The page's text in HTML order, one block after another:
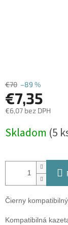
€70 –89 %
€7,35
€6,07 bez DPH
cena:
Skladom (5
Čierny
Kompatibilná